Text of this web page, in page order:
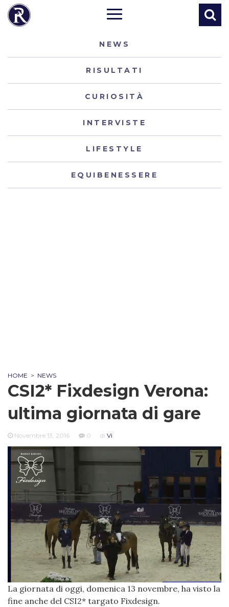
NEWS
RISULTATI
CURIOSITÀ
INTERVISTE
LIFESTYLE
EQUIBENESSERE
HOME > NEWS
CSI2* Fixdesign Verona:
ultima giornata di gare
Novembre 13, 2016 0 di Vi
La giornata di oggi, domenica 13 novembre, ha visto la
fine anche del CSI2* targato Fixdesign.